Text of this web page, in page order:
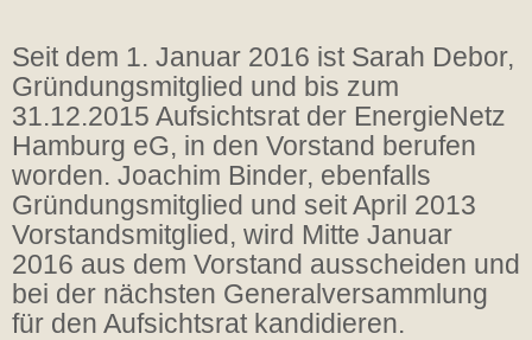
Seit dem 1. Januar 2016 ist Sarah Debor,
Gründungsmitglied und bis zum
31.12.2015 Aufsichtsrat der EnergieNetz
Hamburg eG, in den Vorstand berufen
worden. Joachim Binder, ebenfalls
Gründungsmitglied und seit April 2013
Vorstandsmitglied, wird Mitte Januar
2016 aus dem Vorstand ausscheiden und
bei der nächsten Generalversammlung
für den Aufsichtsrat kandidieren.